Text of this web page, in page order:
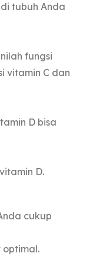
tubuh Anda
fungsi
vitamin C dan
D bisa
D.
cukup
optimal.